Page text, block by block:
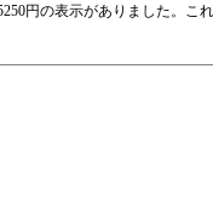
円の表示がありました。